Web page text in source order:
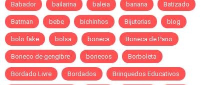
Babador bailarina baleia banana Batizado
Batman bebe bichinhos Bijuterias blog
bolo fake bolsa boneca Boneca de Pano
Boneco de gengibre bonecos Borboleta
Bordado Livre Bordados Brinquedos Educativos